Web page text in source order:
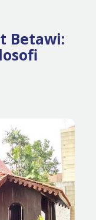
Betawi: